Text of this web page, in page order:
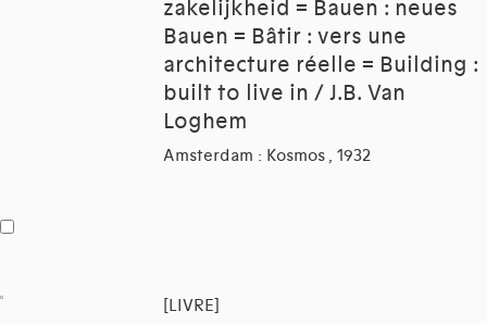
zakelijkheid = Bauen : neues
Bauen = Bâtir : vers une
architecture réelle = Building :
built to live in / J.B. Van
Loghem
Amsterdam : Kosmos , 1932
[LIVRE]